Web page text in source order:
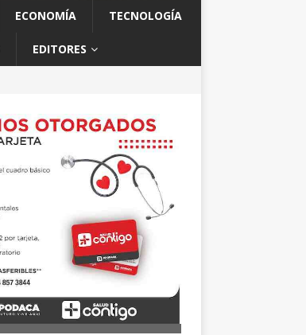
ECONOMÍA TECNOLOGÍA
EDITORES